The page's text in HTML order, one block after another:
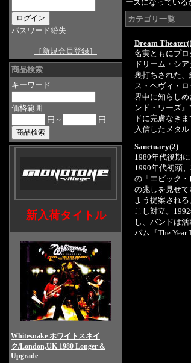
パスワード紛失
［新規会員登録］
商品検索
キーワード
価格範囲
円～
円
新入荷タイトル
Whitesnake ホワイトスネイ
ク/London,UK 1980 Longer &
Upgrade
ースになっている
カテゴリ一覧
Dream
名実ともにプ
ドリーム・シ
裏打ちされた
ス・ヘヴィ・
界中に知らし
ンド・ワーズ
ドに完膚なき
入信したメタ
Sanctuary(2)
1980年代後期
1990年代初頭
の「エピック
の兆しを見せ
よう提案され
こし対立。
し、バンドは
バム『The Year